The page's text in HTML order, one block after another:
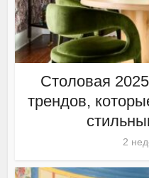
Столовая
трендов,
2